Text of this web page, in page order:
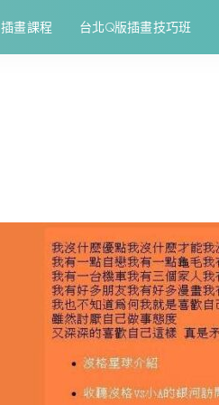
插畫課程 台北Q版插畫技巧班